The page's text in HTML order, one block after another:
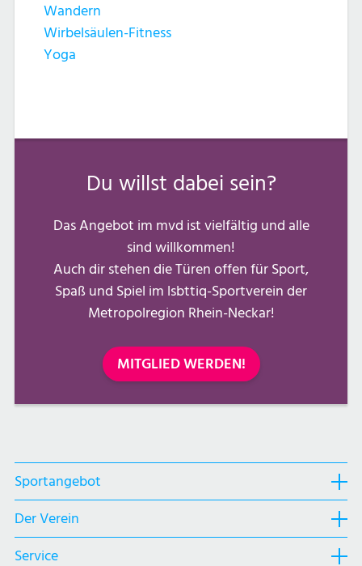
Wandern
Wirbelsäulen-Fitness
Yoga
Du willst dabei sein?
Das Angebot im mvd ist vielfältig und alle
sind willkommen!
Auch dir stehen die Türen offen für Sport,
Spaß und Spiel im lsbttiq-Sportverein der
Metropolregion Rhein-Neckar!
MITGLIED WERDEN!
Sportangebot
Navigation
öffnen,
dann
Sportangebot
Der
Verein
Der Verein
Service